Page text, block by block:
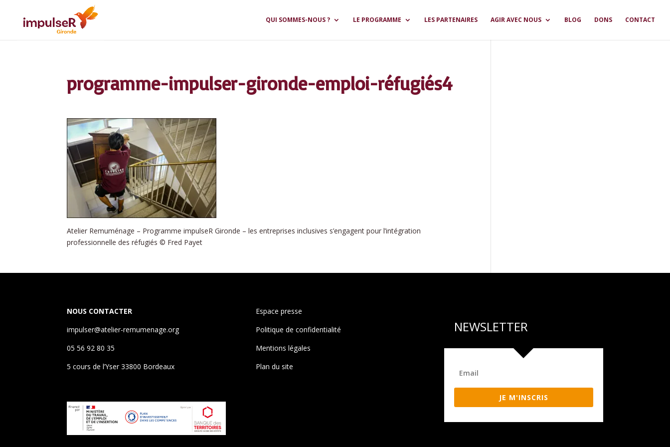
QUI SOMMES-NOUS ? LE PROGRAMME LES PARTENAIRES AGIR AVEC NOUS BLOG DONS CONTACT
programme-impulser-gironde-emploi-réfugiés4
Atelier Remuménage – Programme impulseR Gironde – les entreprises inclusives s’engagent pour l’intégration
professionnelle des réfugiés © Fred Payet
NOUS CONTACTER
impulser@atelier-remumenage.org
05 56 92 80 35
5 cours de l’Yser 33800 Bordeaux
Espace presse
Politique de confidentialité
Mentions légales
Plan du site
NEWSLETTER
JE M'INSCRIS